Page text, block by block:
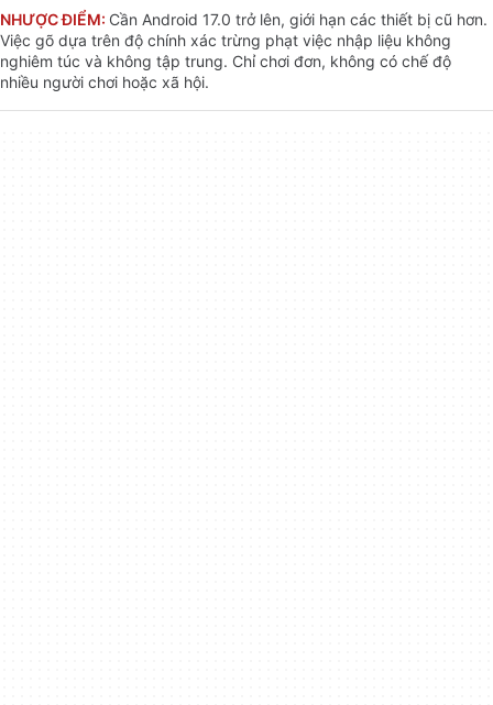
NHƯỢC ĐIỂM: Cần Android 17.0 trở lên, giới hạn các thiết bị cũ hơn.
Việc gõ dựa trên độ chính xác trừng phạt việc nhập liệu không
nghiêm túc và không tập trung. Chỉ chơi đơn, không có chế độ
nhiều người chơi hoặc xã hội.